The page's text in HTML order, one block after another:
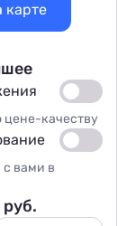
карте
качеству
вами в